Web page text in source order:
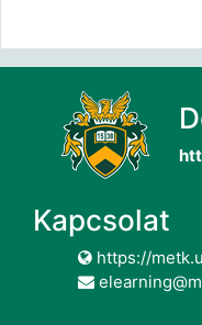
Kapcsolat
https://